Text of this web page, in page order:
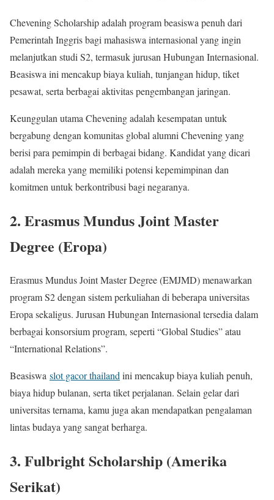
Chevening Scholarship adalah program beasiswa penuh dari
Pemerintah Inggris bagi mahasiswa internasional yang ingin
melanjutkan studi S2, termasuk jurusan Hubungan Internasional.
Beasiswa ini mencakup biaya kuliah, tunjangan hidup, tiket
pesawat, serta berbagai aktivitas pengembangan jaringan.
Keunggulan utama Chevening adalah kesempatan untuk
bergabung dengan komunitas global alumni Chevening yang
berisi para pemimpin di berbagai bidang. Kandidat yang dicari
adalah mereka yang memiliki potensi kepemimpinan dan
komitmen untuk berkontribusi bagi negaranya.
2. Erasmus Mundus Joint Master
Degree (Eropa)
Erasmus Mundus Joint Master Degree (EMJMD) menawarkan
program S2 dengan sistem perkuliahan di beberapa universitas
Eropa sekaligus. Jurusan Hubungan Internasional tersedia dalam
berbagai konsorsium program, seperti “Global Studies” atau
“International Relations”.
Beasiswa slot gacor thailand ini mencakup biaya kuliah penuh,
biaya hidup bulanan, serta tiket perjalanan. Selain gelar dari
universitas ternama, kamu juga akan mendapatkan pengalaman
lintas budaya yang sangat berharga.
3. Fulbright Scholarship (Amerika
Serikat)